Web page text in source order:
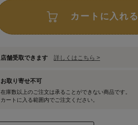
カートに入れる
店舗受取できます 詳しくはこちら >
お取り寄せ不可
在庫数以上のご注文は承ることができない商品です。
カートに入る範囲内でご注文ください。